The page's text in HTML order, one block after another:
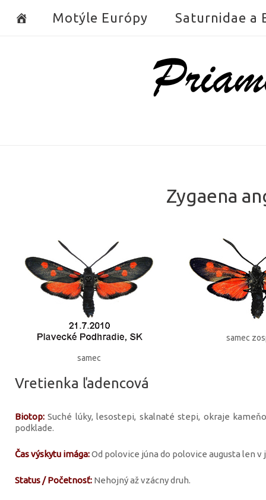
Motýle Európy Saturnidae a
Home
Zygaena
samec
samec
Vretienka ľadencová
Biotop: Suché lúky, lesostepi, skalnaté stepi, okraje
podklade.
Čas výskytu imága:Od polovice júna do polovice augusta len
Status / Početnosť: Nehojný až vzácny druh.